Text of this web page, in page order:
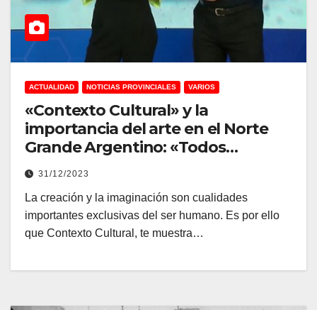
ACTUALIDAD NOTICIAS PROVINCIALES VARIOS
«Contexto Cultural» y la
importancia del arte en el Norte
Grande Argentino: «Todos
tenemos la capacidad de ser
artistas»
31/12/2023
La creación y la imaginación son cualidades
importantes exclusivas del ser humano. Es por ello
que Contexto Cultural, te muestra…